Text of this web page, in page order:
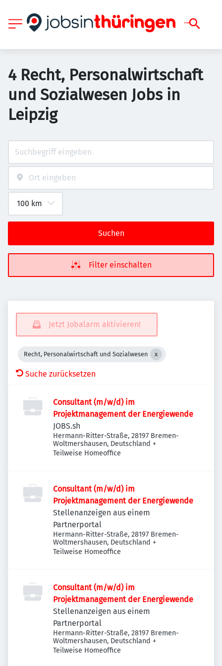
4 Recht, Personalwirtschaft
und Sozialwesen Jobs in
Leipzig
Suchen
Filter einschalten
Jetzt Jobalarm aktivieren!
Recht, Personalwirtschaft und Sozialwesen
Suche zurücksetzen
Consultant (m/w/d) im
Projektmanagement der Energiewende
JOBS.sh
Hermann-Ritter-Straße, 28197 Bremen-
Woltmershausen, Deutschland +
Teilweise Homeoffice
Consultant (m/w/d) im
Projektmanagement der Energiewende
Stellenanzeigen aus einem
Partnerportal
Hermann-Ritter-Straße, 28197 Bremen-
Woltmershausen, Deutschland +
Teilweise Homeoffice
Consultant (m/w/d) im
Projektmanagement der Energiewende
Stellenanzeigen aus einem
Partnerportal
Hermann-Ritter-Straße, 28197 Bremen-
Woltmershausen, Deutschland +
Teilweise Homeoffice